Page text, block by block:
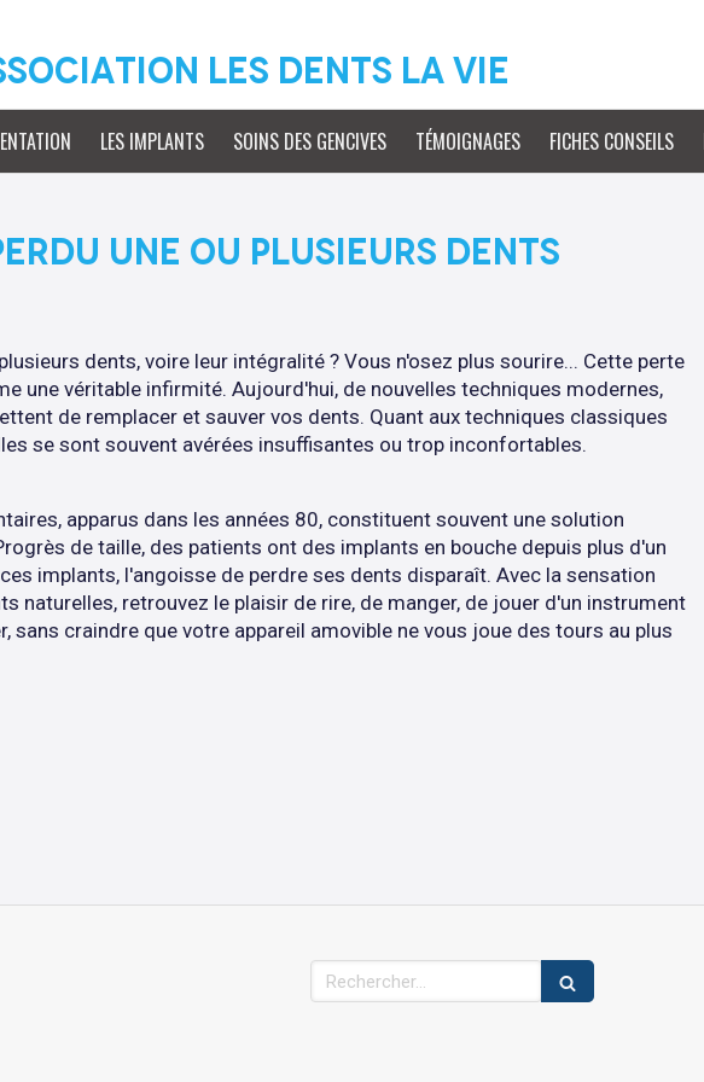
Les Dents La vie
LES IMPLANTS SOINS DES GENCIVES TÉMOIGNAGES FICHES CONSEILS
UNE OU PLUSIEURS DENTS
dents, voire leur intégralité ? Vous n'osez plus sourire... Cette perte
une véritable infirmité. Aujourd'hui, de nouvelles techniques modernes,
de remplacer et sauver vos dents. Quant aux techniques classiques
se sont souvent avérées insuffisantes ou trop inconfortables.
apparus dans les années 80, constituent souvent une solution
de taille, des patients ont des implants en bouche depuis plus d'un
implants, l'angoisse de perdre ses dents disparaît. Avec la sensation
naturelles, retrouvez le plaisir de rire, de manger, de jouer d'un instrument
sans craindre que votre appareil amovible ne vous joue des tours au plus
Rechercher